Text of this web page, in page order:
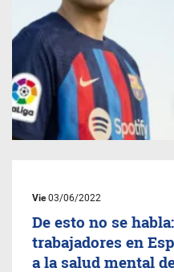
Vie03/06/2022
De esto no se
trabajadores en
a la salud mental